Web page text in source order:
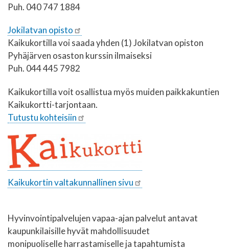
Puh. 040 747 1884
Jokilatvan opisto
Kaikukortilla voi saada yhden (1) Jokilatvan opiston
Pyhäjärven osaston kurssin ilmaiseksi
Puh. 044 445 7982
Kaikukortilla voit osallistua myös muiden paikkakuntien
Kaikukortti-tarjontaan.
Tutustu kohteisiin
Kaikukortin valtakunnallinen sivu
Hyvinvointipalvelujen vapaa-ajan palvelut antavat
kaupunkilaisille hyvät mahdollisuudet
monipuoliselle harrastamiselle ja tapahtumista